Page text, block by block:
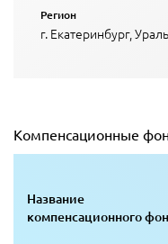
Регион
г. Екатеринбург,
Компенсационные
Название
компенсационного